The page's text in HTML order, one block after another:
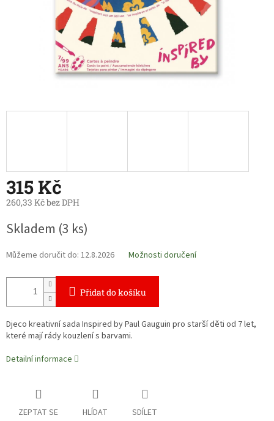
315 Kč
260,33 Kč bez DPH
cena:
Skladem (3 ks)
Můžeme doručit do: 12.8.2026 Možnosti doručení
Přidat do košíku
Djeco kreativní sada Inspired by Paul Gauguin pro starší děti od 7 let,
které mají rády kouzlení s barvami.
Detailní informace
ZEPTAT SE HLÍDAT SDÍLET